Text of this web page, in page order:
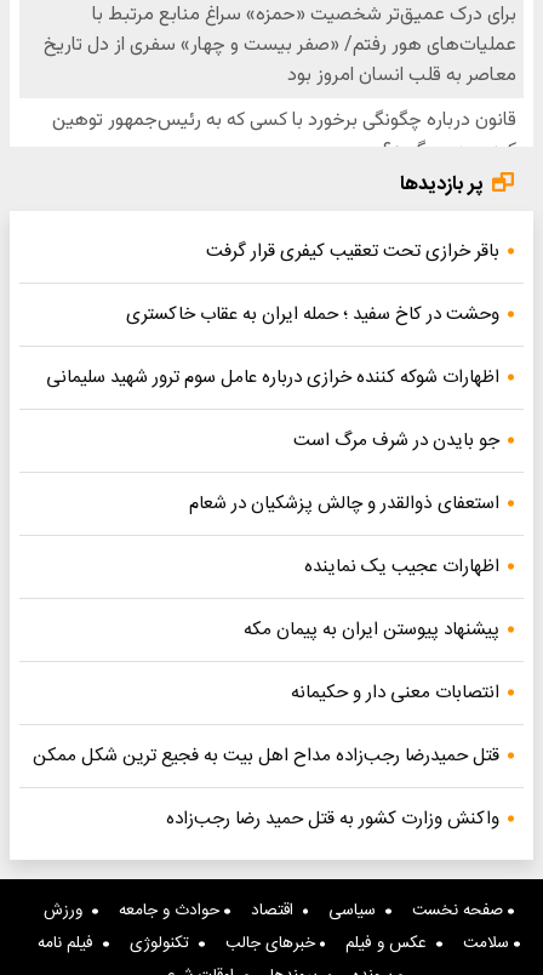
پر بازدیدها
باقر خرازی تحت تعقیب کیفری قرار گرفت
وحشت در کاخ سفید ؛ حمله ایران به عقاب خاکستری
اظهارات شوکه کننده خرازی درباره عامل سوم ترور شهید سلیمانی
جو بایدن در شرف مرگ است
استعفای ذوالقدر و چالش پزشکیان در شعام
اظهارات عجیب یک نماینده
پیشنهاد پیوستن ایران به پیمان مکه
انتصابات معنی دار و حکیمانه
قتل حمیدرضا رجب‌زاده مداح اهل بیت به فجیع ترین شکل ممکن
واکنش وزارت کشور به قتل حمید رضا رجب‌زاده
صفحه نخست سیاسی اقتصاد حوادث و جامعه
ورزش
سلامت
عکس و فیلم خبرهای جالب تکنولوژی
فیلم نامه